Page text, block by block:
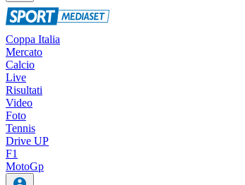
Coppa Italia
Mercato
Calcio
Live
Risultati
Video
Foto
Tennis
Drive UP
F1
MotoGp